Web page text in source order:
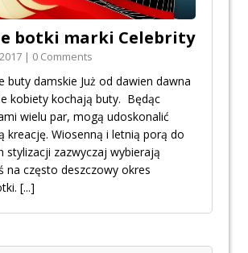
botki marki Celebrity
| 0 Comments
buty damskie Już od dawien dawna
kobiety kochają buty. Będąc
wielu par, mogą udoskonalić
kreację. Wiosenną i letnią porą do
stylizacji zazwyczaj wybierają
na często deszczowy okres
[...]